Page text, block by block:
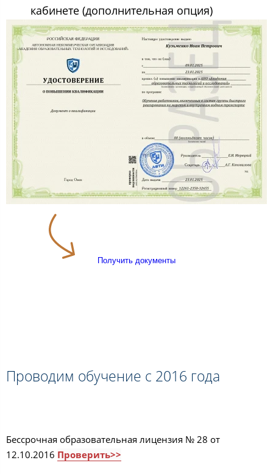
кабинете (дополнительная опция)
Получить документы
Проводим обучение с 2016 года
Бессрочная образовательная лицензия № 28 от
12.10.2016 Проверить>>